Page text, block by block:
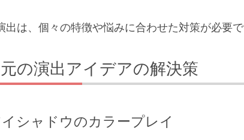
出は、個々の特徴や悩みに合わせた対策が必要
元の演出アイデアの解決策
シャドウのカラープレイ